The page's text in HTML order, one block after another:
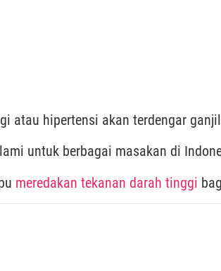
atau hipertensi akan terdengar
untuk berbagai masakan di
meredakan tekanan darah tinggi